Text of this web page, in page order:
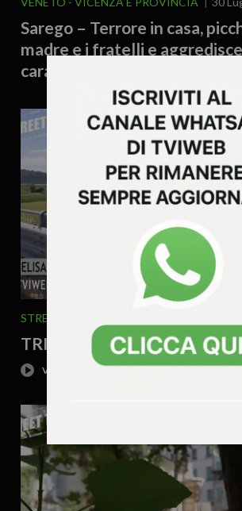
Sarego – Terrore in casa,
madre e i fratelli e
carabinieri: arrestato 39enne
STREET TG
TRISSINO SEMPRE PIÙ